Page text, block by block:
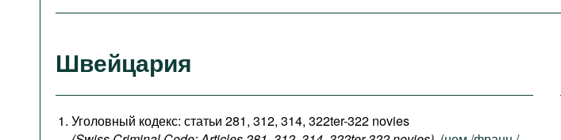
Швейцария
Уголовный кодекс: статьи 281, 312, 314, 322ter-322 novies